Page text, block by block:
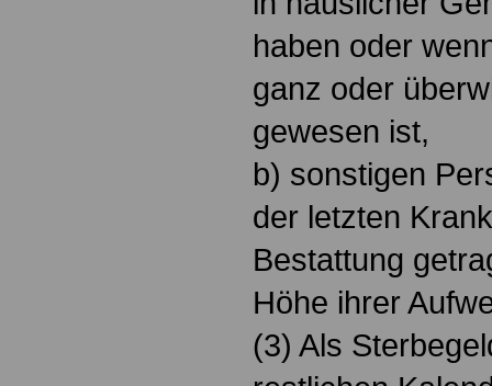
haben oder
ganz oder
gewesen ist,
b) sonstigen
der letzten
Bestattung
Höhe ihrer
(3) Als